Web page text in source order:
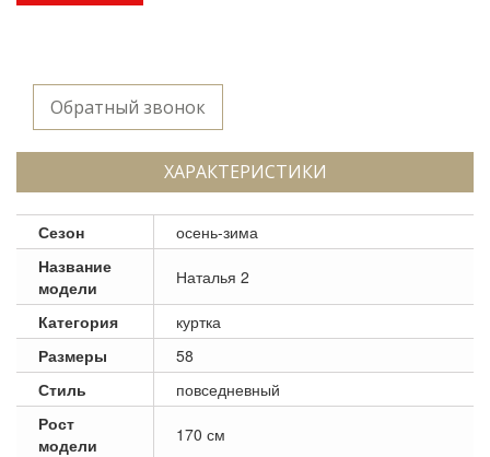
Обратный звонок
ХАРАКТЕРИСТИКИ
Сезон
осень-зима
Название
модели
Наталья 2
Категория
куртка
Размеры
58
Стиль
повседневный
Рост
модели
170 см